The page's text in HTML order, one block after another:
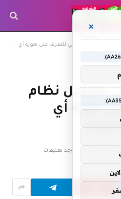
تشغيل نظام أمني للتعرف على هوية أي شخص على الإنترنت
تشغيل نظام
هوية أي
لا توجد تعليقات
×